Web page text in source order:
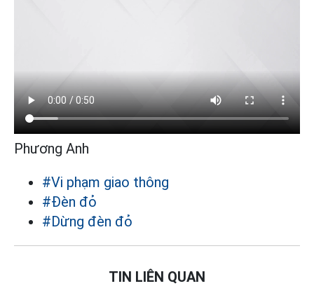
Phương Anh
#Vi phạm giao thông
#Đèn đỏ
#Dừng đèn đỏ
TIN LIÊN QUAN